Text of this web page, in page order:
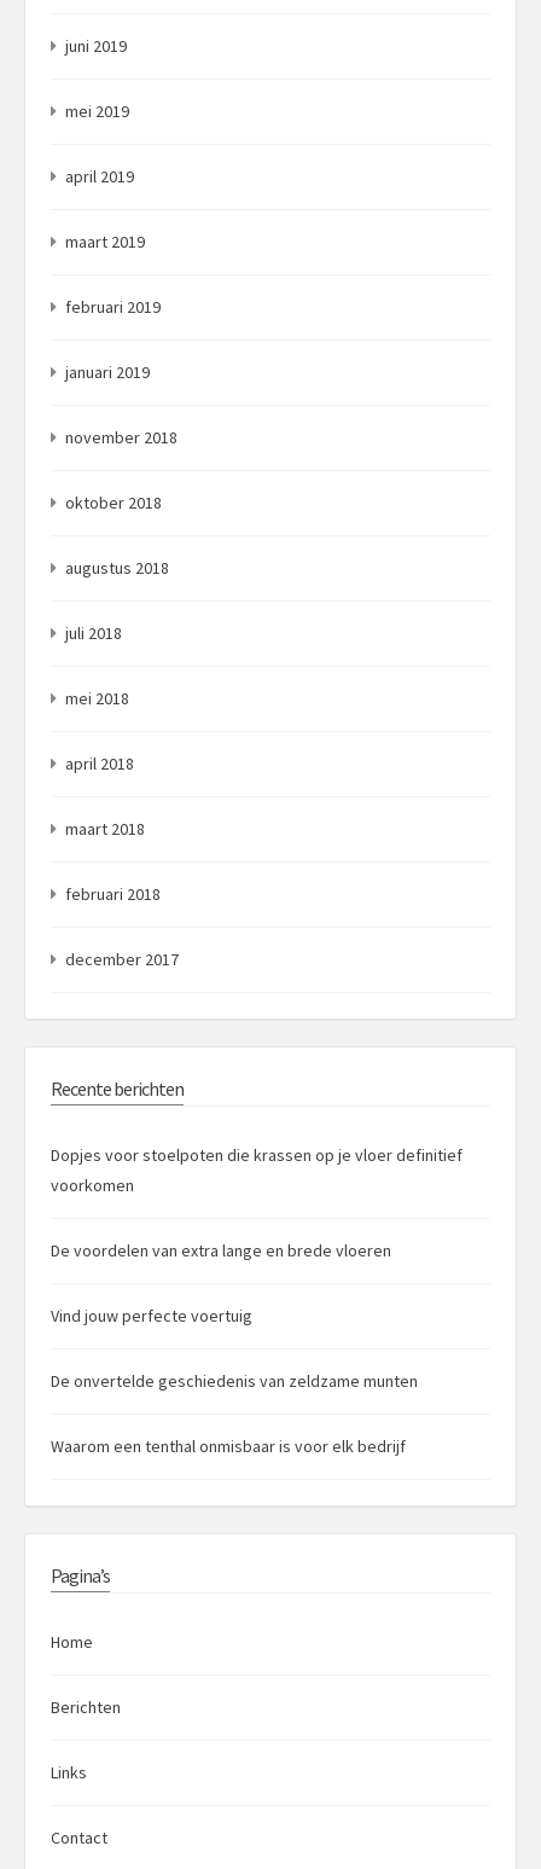
juni 2019
mei 2019
april 2019
maart 2019
februari 2019
januari 2019
november 2018
oktober 2018
augustus 2018
juli 2018
mei 2018
april 2018
maart 2018
februari 2018
december 2017
Recente berichten
Dopjes voor stoelpoten die krassen op je vloer definitief
voorkomen
De voordelen van extra lange en brede vloeren
Vind jouw perfecte voertuig
De onvertelde geschiedenis van zeldzame munten
Waarom een tenthal onmisbaar is voor elk bedrijf
Pagina’s
Home
Berichten
Links
Contact